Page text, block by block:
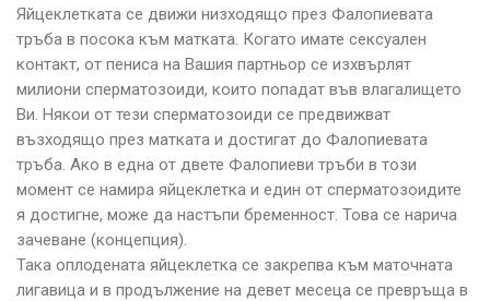
Яйцеклетката се движи низходящо през Фалопиевата
тръба в посока към матката. Когато имате сексуален
контакт, от пениса на Вашия партньор се изхвърлят
милиони сперматозоиди, които попадат във влагалището
Ви. Някои от тези сперматозоиди се предвижват
възходящо през матката и достигат до Фалопиевата
тръба. Ако в една от двете Фалопиеви тръби в този
момент се намира яйцеклетка и един от сперматозоидите
я достигне, може да настъпи бременност. Това се нарича
зачеване (концепция).
Така оплодената яйцеклетка се закрепва към маточната
лигавица и в продължение на девет месеца се превръща в